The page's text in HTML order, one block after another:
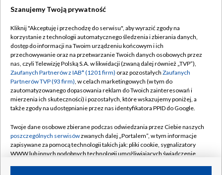
TVP
Abonament TVP
Emisja w TVP
Centrum informacji TVP
Naziemna Telewizja Cyfrowa
Rada Programowa
System NOS
Informacje o nadawcy
Regulamin TVP
Polityka prywatności
Moje zgody
Pomoc
Kontakt
Kanały
Szanujemy Twoją prywatność
Kliknij "Akceptuję i przechodzę do serwisu", aby wyrazić zgody na
korzystanie z technologii automatycznego śledzenia i zbierania danych,
dostęp do informacji na Twoim urządzeniu końcowym i ich
przechowywanie oraz na przetwarzanie Twoich danych osobowych przez
nas, czyli Telewizję Polską S.A. w likwidacji (zwaną dalej również „TVP”),
Zaufanych Partnerów z IAB* (1201 firm) oraz pozostałych Zaufanych
Partnerów TVP (93 firm), w celach marketingowych (w tym do
zautomatyzowanego dopasowania reklam do Twoich zainteresowań i
mierzenia ich skuteczności) i pozostałych, które wskazujemy poniżej, a
także zgody na udostępnianie przez nas identyfikatora PPID do Google.
Twoje dane osobowe zbierane podczas odwiedzania przez Ciebie naszych
poszczególnych serwisówzwanych dalej „Portalem”, w tym informacje
zapisywane za pomocą technologii takich jak: pliki cookie, sygnalizatory
WWW lub innych podobnych technologii umożliwiających świadczenie